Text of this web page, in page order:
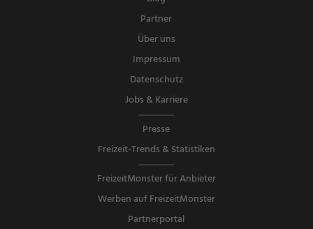
Partner
Über uns
Impressum
Datenschutz
Jobs & Karriere
Presse
Freizeit-Trends & Statistiken
FreizeitMonster für Anbieter
Werben auf FreizeitMonster
Partnerportal